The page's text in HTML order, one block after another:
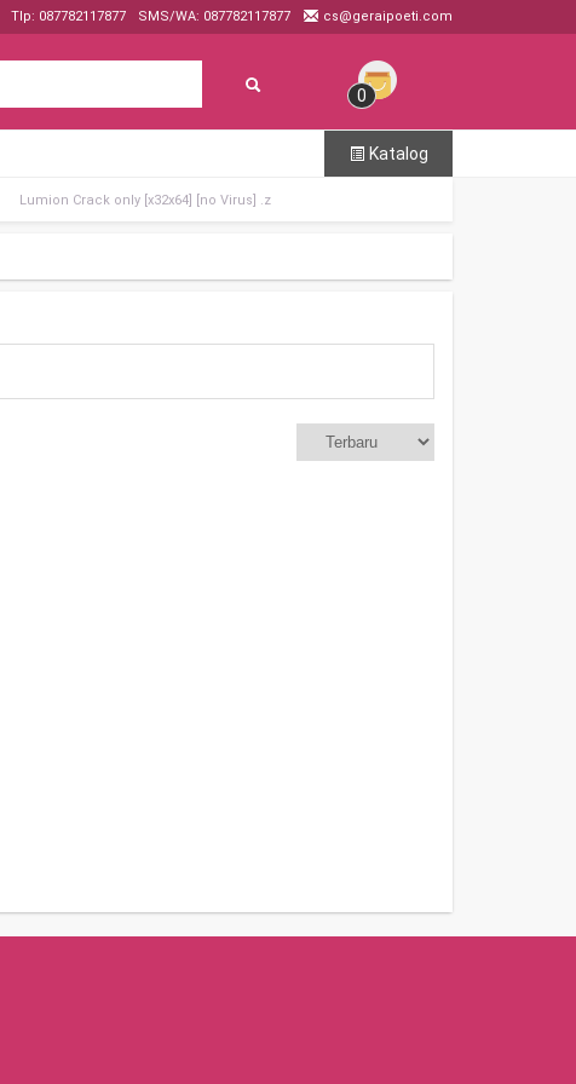
Tlp: 087782117877 SMS/WA: 087782117877 cs@geraipoeti.com
0
Katalog
Lumion Crack only [x32x64] [no Virus] .z